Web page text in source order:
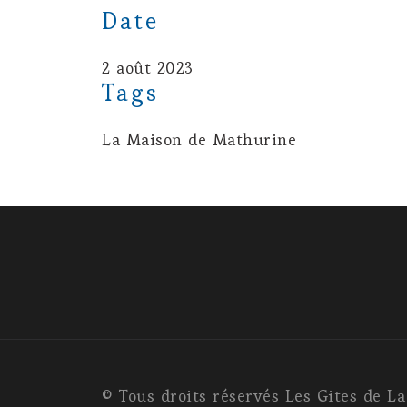
Date
2 août 2023
Tags
La Maison de Mathurine
© Tous droits réservés Les Gites de La